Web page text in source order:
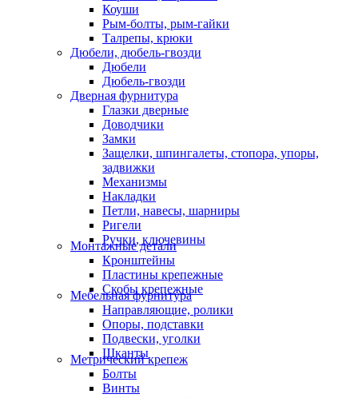
Коуши
Рым-болты, рым-гайки
Талрепы, крюки
Дюбели, дюбель-гвозди
Дюбели
Дюбель-гвозди
Дверная фурнитура
Глазки дверные
Доводчики
Замки
Защелки, шпингалеты, стопора, упоры,
задвижки
Механизмы
Накладки
Петли, навесы, шарниры
Ригели
Ручки, ключевины
Монтажные детали
Кронштейны
Пластины крепежные
Скобы крепежные
Мебельная фурнитура
Направляющие, ролики
Опоры, подставки
Подвески, уголки
Шканты
Метрический крепеж
Болты
Винты